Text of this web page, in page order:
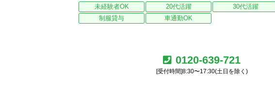
未経験者OK 20代活躍 30代活躍
制服貸与
車通勤OK
0120-639-721
[受付時間]8:30〜17:30(土日を除く)